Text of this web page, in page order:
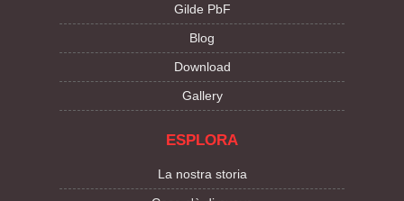
Gilde PbF
Blog
Download
Gallery
ESPLORA
La nostra storia